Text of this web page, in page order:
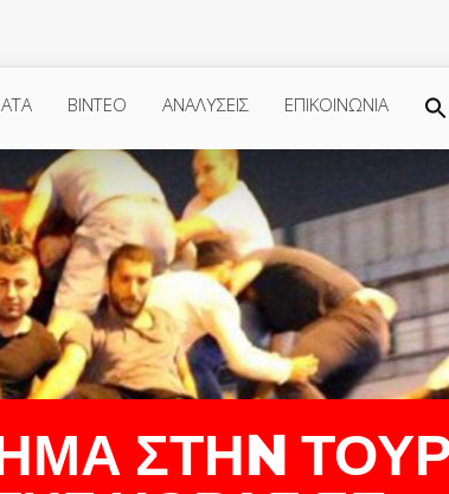
ΒΙΝΤΕΟ ΑΝΑΛΥΣΕΙΣ ΕΠΙΚΟΙΝΩΝΙΑ
ΣΤΗN